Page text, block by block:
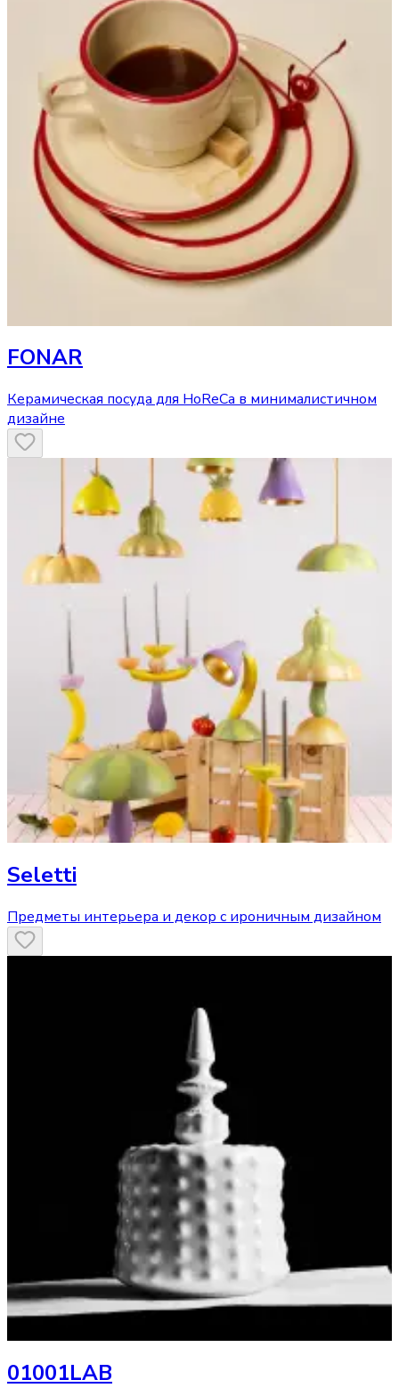
FONAR
Керамическая посуда для HoReCa в минималистичном
дизайне
Seletti
Предметы интерьера и декор с ироничным дизайном
01001LAB